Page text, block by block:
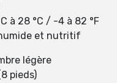
à 28 °C / -4 à 82 °F
humide et nutritif
légère
pieds)